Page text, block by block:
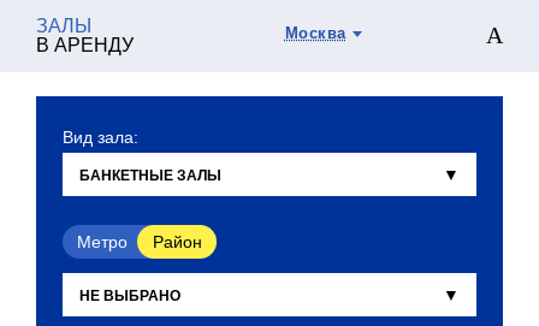
ЗАЛЫ
В АРЕНДУ
Москва
Вид зала:
Метро Район